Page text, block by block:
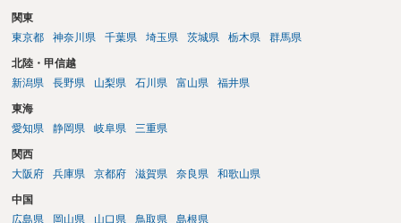
関東
東京都
神奈川県 千葉県 埼玉県 茨城県 栃木県 群馬県
北陸・甲信越
新潟県
長野県 山梨県 石川県 富山県 福井県
東海
愛知県
静岡県 岐阜県 三重県
関西
大阪府
兵庫県 京都府 滋賀県 奈良県 和歌山県
中国
広島県
岡山県 山口県 鳥取県 島根県